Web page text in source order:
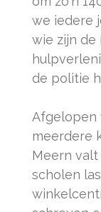
we iedere
wie zijn de
de politie
Afgelopen
meerdere
Meern
scholen